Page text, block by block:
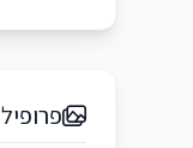
פרופיל